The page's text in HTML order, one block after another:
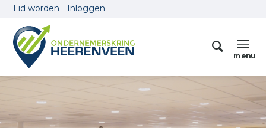
Lid worden Inloggen